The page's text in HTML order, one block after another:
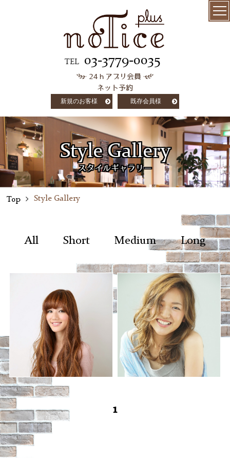
TEL 03-3779-0035
24ｈアプリ会員
ネット予約
新規のお客様 既存会員様
salon info
concept
customer voice
column
recruit
Style Gallery
スタイルギャラリー
Top Style Gallery
All Short Medium Long
1